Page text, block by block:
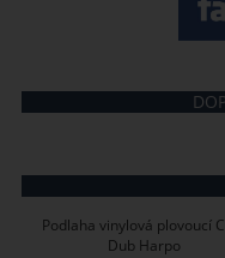
Podlaha vinylová plovoucí
Dub Harpo